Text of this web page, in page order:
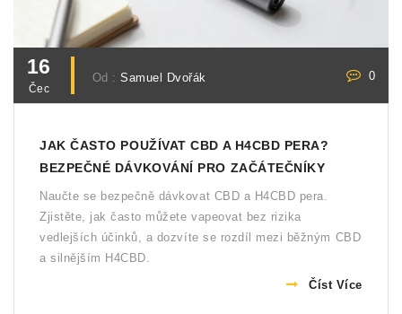
16
Čec
Od :Samuel Dvořák 0
JAK ČASTO POUŽÍVAT CBD A H4CBD PERA?
BEZPEČNÉ DÁVKOVÁNÍ PRO ZAČÁTEČNÍKY
Naučte se bezpečně dávkovat CBD a H4CBD pera.
Zjistěte, jak často můžete vapeovat bez rizika
vedlejších účinků, a dozvíte se rozdíl mezi běžným CBD
a silnějším H4CBD.
Číst Více